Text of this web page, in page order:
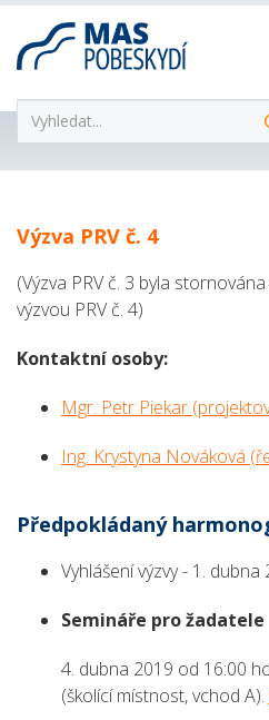
Výzva PRV č. 4
(Výzva PRV č. 3 byla
výzvou PRV č. 4)
Kontaktní osoby:
Mgr. Petr Piekar
Ing. Krystyna Nováková
Předpokládaný
Vyhlášení výzvy - 1. dubna
Semináře pro žadatele
4. dubna 2019 od 16:00
(školící místnost, vchod A).